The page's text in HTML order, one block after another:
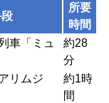
所要
時間
車「ミュ
約28
分
リムジ
約1時
間